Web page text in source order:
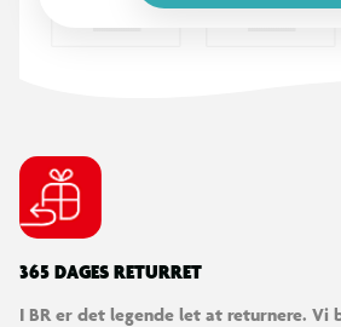
365 DAGES RETURRET
I BR er det legende let at returnere.